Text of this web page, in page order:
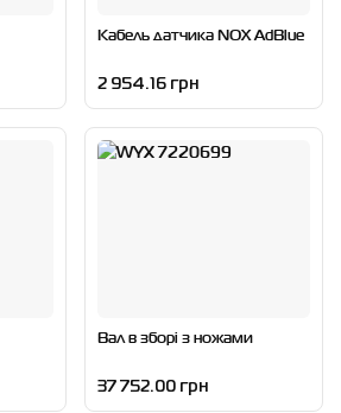
Кабель датчика NOX AdBlue
2 954.16 грн
Вал в зборі з ножами
37 752.00 грн